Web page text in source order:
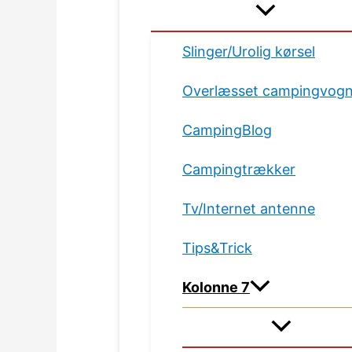
Slinger/Urolig kørsel
Overlæsset
CampingBlog
Campingtrækker
Tv/Internet antenne
Tips&Trick
Kolonne 7